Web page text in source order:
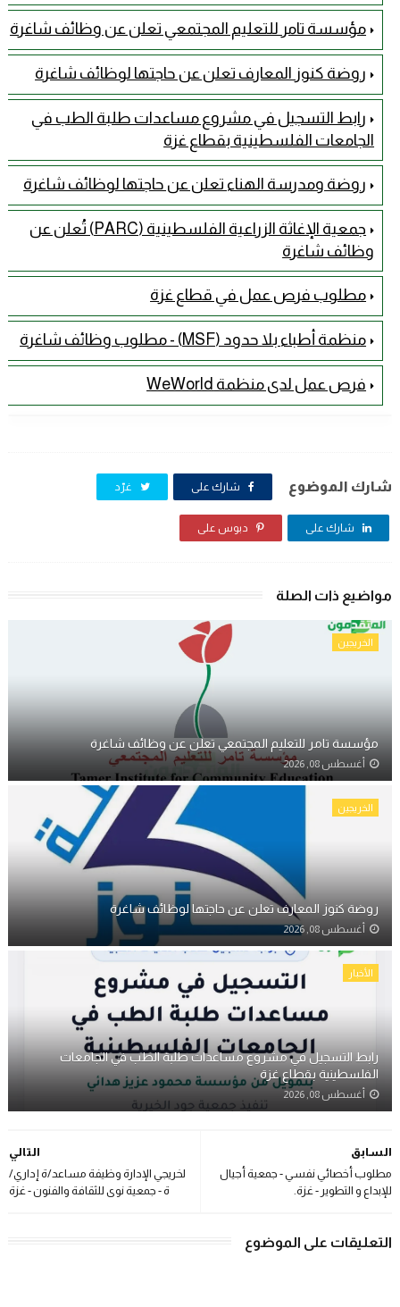
مؤسسة تامر للتعليم المجتمعي تعلن عن وظائف شاغرة
روضة كنوز المعارف تعلن عن حاجتها لوظائف شاغرة
رابط التسجيل في مشروع مساعدات طلبة الطب في
الجامعات الفلسطينية بقطاع غزة
روضة ومدرسة الهناء تعلن عن حاجتها لوظائف شاغرة
جمعية الإغاثة الزراعية الفلسطينية (PARC) تُعلن عن
وظائف شاغرة
مطلوب فرص عمل في قطاع غزة
منظمة أطباء بلا حدود (MSF) - مطلوب وظائف شاغرة
فرص عمل لدى منظمة WeWorld
شارك الموضوع شارك على غرّد
شارك على دبوس على
مواضيع ذات الصلة
الخريجين
مؤسسة تامر للتعليم المجتمعي تعلن عن وظائف شاغرة
أغسطس 08, 2026
الخريجين
روضة كنوز المعارف تعلن عن حاجتها لوظائف شاغرة
أغسطس 08, 2026
الأخبار
رابط التسجيل في مشروع مساعدات طلبة الطب في الجامعات
الفلسطينية بقطاع غزة
أغسطس 08, 2026
التالي
لخريجي الإدارة وظيفة مساعد/ة إداري/
ة - جمعية نوى للثقافة والفنون - غزة
السابق
مطلوب أخصائي نفسي - جمعية أجيال
للإبداع و التطوير - غزة.
التعليقات على الموضوع